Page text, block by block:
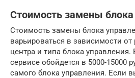
Стоимость замены блока
Стоимость замены блока
варьироваться в зависимости от
центра и типа блока
сервисе обойдется в 5000-15000
самого блока управления. Если